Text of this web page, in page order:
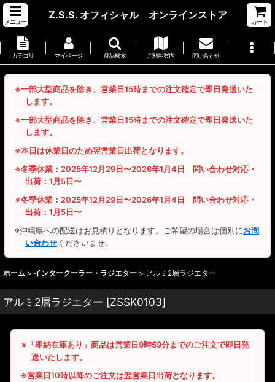
メニュー
Z.S.S. オフィシャル オンラインストア
カート
カテゴリ マイページ 商品検索 ご利用案内 問い合わせ
※一部大型商品を除き、営業日15時までの注文確定で即日発送いた
します。
※一部大型商品を除き、営業日15時までの注文確定で即日発送いた
します。
※本日は休業日のため翌営業日出荷となります。
※冬季休業：2025年12月29日〜2026年1月4日 問い合わせ対応・
出荷：1月5日〜
※冬季休業：2025年12月29日〜2026年1月4日 問い合わせ対応・
出荷：1月5日〜
※沖縄県への配送はお見積りとなります。ご希望の場合は個別にお問
い合わせくださいませ。
ホーム > インタークーラー・ラジエター > アルミ2層ラジエター
アルミ2層ラジエター [ZSSK0103]
※「即納在庫あり」商品は営業日9時59分までのご注文で即日発
送いたします。
※営業日10時以降のご注文は翌営業日出荷となります。